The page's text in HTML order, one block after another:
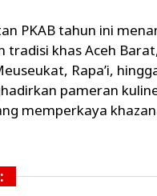
PKAB tahun ini
tradisi khas Aceh
Rapa’i,
pameran
memperkaya